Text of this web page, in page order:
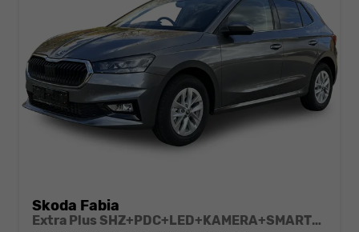
Skoda Fabia
Extra Plus SHZ+PDC+LED+KAMERA+SMARTLINK+LM